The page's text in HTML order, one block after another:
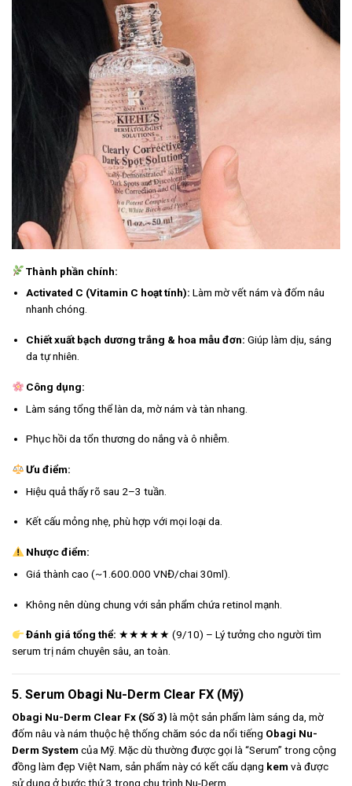
Thành phần chính:
Activated C (Vitamin C hoạt tính): Làm mờ vết nám và đốm nâu
nhanh chóng.
Chiết xuất bạch dương trắng & hoa mẫu đơn: Giúp làm dịu, sáng
da tự nhiên.
Công dụng:
Làm sáng tổng thể làn da, mờ nám và tàn nhang.
Phục hồi da tổn thương do nắng và ô nhiễm.
Ưu điểm:
Hiệu quả thấy rõ sau 2–3 tuần.
Kết cấu mỏng nhẹ, phù hợp với mọi loại da.
Nhược điểm:
Giá thành cao (~1.600.000 VNĐ/chai 30ml).
Không nên dùng chung với sản phẩm chứa retinol mạnh.
Đánh giá tổng thể: ★★★★★ (9/10) – Lý tưởng cho người tìm
serum trị nám chuyên sâu, an toàn.
5. Serum Obagi Nu-Derm Clear FX (Mỹ)
Obagi Nu-Derm Clear Fx (Số 3) là một sản phẩm làm sáng da, mờ
đốm nâu và nám thuộc hệ thống chăm sóc da nổi tiếng Obagi Nu-
Derm Systemcủa Mỹ. Mặc dù thường được gọi là “Serum” trong cộng
đồng làm đẹp Việt Nam, sản phẩm này có kết cấu dạng kemvà được
sử dụng ở bước thứ 3 trong chu trình Nu-Derm.